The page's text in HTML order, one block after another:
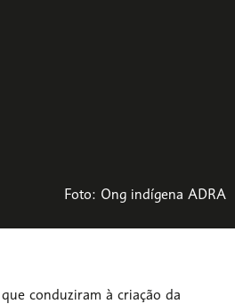
Foto: Ong indígena ADRA
conduziram à criação da